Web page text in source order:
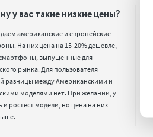
у вас такие низкие цены?
американские и европейские
На них цена на 15-20% дешевле,
выпущенные для
рынка. Для пользователя
разницы между Американскими и
моделями нет. При желании, у
и ростест модели, но цена на них